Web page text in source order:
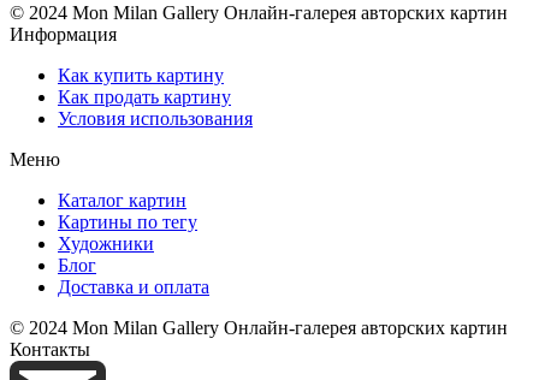
© 2024 Mon Milan Gallery Онлайн-галерея авторских картин
Информация
Как купить картину
Как продать картину
Условия использования
Меню
Каталог картин
Картины по тегу
Художники
Блог
Доставка и оплата
© 2024 Mon Milan Gallery Онлайн-галерея авторских картин
Контакты